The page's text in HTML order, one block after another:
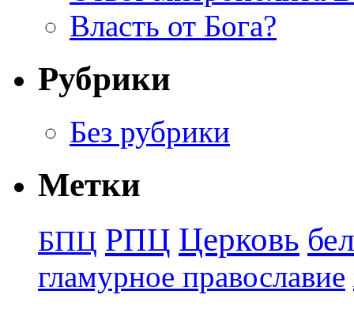
Власть от Бога?
Рубрики
Без рубрики
Метки
БПЦ РПЦ Церковь
гламурное православие